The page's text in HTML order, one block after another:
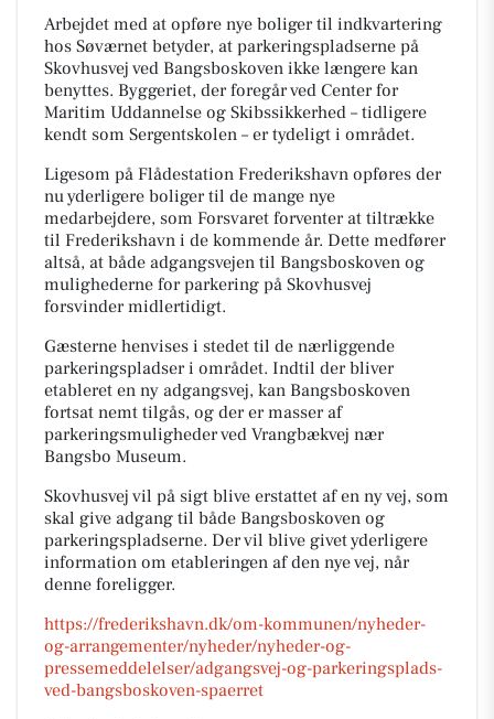
Arbejdet med at opføre nye boliger til indkvartering
hos Søværnet betyder, at parkeringspladserne på
Skovhusvej ved Bangsboskoven ikke længere kan
benyttes. Byggeriet, der foregår ved Center for
Maritim Uddannelse og Skibssikkerhed – tidligere
kendt som Sergentskolen – er tydeligt i området.
Ligesom på Flådestation Frederikshavn opføres der
nu yderligere boliger til de mange nye
medarbejdere, som Forsvaret forventer at tiltrække
til Frederikshavn i de kommende år. Dette medfører
altså, at både adgangsvejen til Bangsboskoven og
mulighederne for parkering på Skovhusvej
forsvinder midlertidigt.
Gæsterne henvises i stedet til de nærliggende
parkeringspladser i området. Indtil der bliver
etableret en ny adgangsvej, kan Bangsboskoven
fortsat nemt tilgås, og der er masser af
parkeringsmuligheder ved Vrangbækvej nær
Bangsbo Museum.
Skovhusvej vil på sigt blive erstattet af en ny vej, som
skal give adgang til både Bangsboskoven og
parkeringspladserne. Der vil blive givet yderligere
information om etableringen af den nye vej, når
denne foreligger.
https://frederikshavn.dk/om-kommunen/nyheder-
og-arrangementer/nyheder/nyheder-og-
pressemeddelelser/adgangsvej-og-parkeringsplads-
ved-bangsboskoven-spaerret